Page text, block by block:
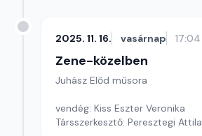
2025. 11. 16. vasárnap 17:04
Zene-közelben
Juhász Előd műsora
vendég: Kiss Eszter Veronika
Társszerkesztő: Peresztegi Attila